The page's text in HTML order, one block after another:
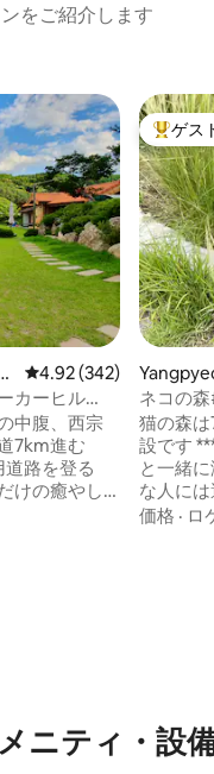
をご紹介します
レビュー342件、5つ星
4.92 (342)
カーヒル
別荘韓屋黄
中腹、西宗
7km進む
道路を登る
けの癒やし
できる、隠
大好評
ゲス
ネコの
しい別
コゾーン
猫の森
設です ***特に、秋の森は2人宿泊施設で猫
と一緒
な人に
は、食べ
宿泊施設
ージチ
価格 · ロ
ニティ・設